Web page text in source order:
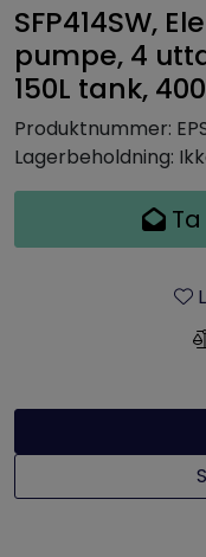
SFP414SW,
pumpe, 4
150L tank,
Produktnummer:
Lagerbeholdning: